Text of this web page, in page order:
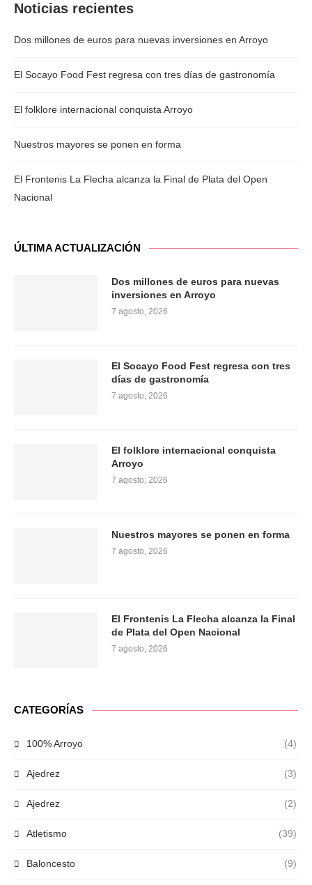
Noticias recientes
Dos millones de euros para nuevas inversiones en Arroyo
El Socayo Food Fest regresa con tres días de gastronomía
El folklore internacional conquista Arroyo
Nuestros mayores se ponen en forma
El Frontenis La Flecha alcanza la Final de Plata del Open
Nacional
ÚLTIMA ACTUALIZACIÓN
Dos millones de euros para nuevas
inversiones en Arroyo
7 agosto, 2026
El Socayo Food Fest regresa con tres
días de gastronomía
7 agosto, 2026
El folklore internacional conquista
Arroyo
7 agosto, 2026
Nuestros mayores se ponen en forma
7 agosto, 2026
El Frontenis La Flecha alcanza la Final
de Plata del Open Nacional
7 agosto, 2026
CATEGORÍAS
100% Arroyo (4)
Ajedrez (3)
Ajedrez (2)
Atletismo (39)
Baloncesto (9)